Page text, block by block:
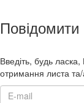
Повідомити
Введіть, будь
отримання листа